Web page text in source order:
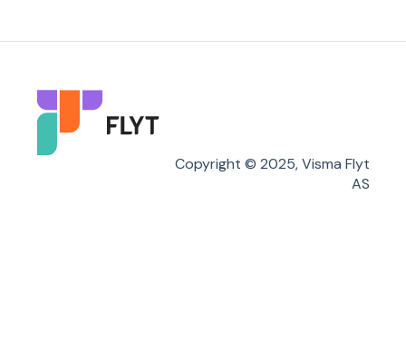
Flyt Foresatt
Copyright © 2025, Visma Flyt
AS